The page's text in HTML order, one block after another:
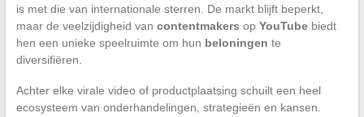
is met die van internationale sterren. De markt blijft beperkt,
maar de veelzijdigheid van contentmakers op YouTubebiedt
hen een unieke speelruimte om hun beloningen te
diversifiëren.
Achter elke virale video of productplaatsing schuilt een heel
ecosysteem van onderhandelingen, strategieën en kansen.